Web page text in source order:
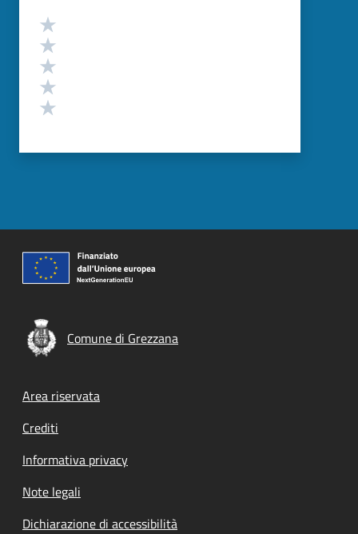
Valutazione
Comune di Grezzana
Footer menu
Area riservata
Crediti
Informativa privacy
Note legali
Dichiarazione di accessibilità